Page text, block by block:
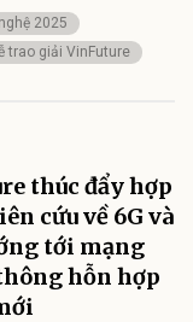
2025
trao giải VinFuture
thúc đẩy hợp
cứu về 6G và
tới mạng
hỗn hợp